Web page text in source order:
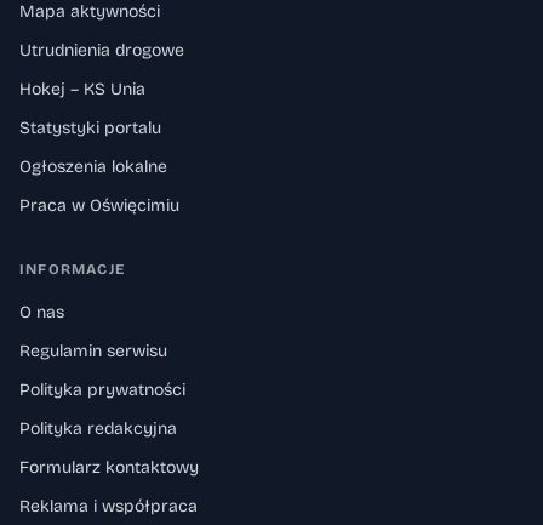
Mapa aktywności
Utrudnienia drogowe
Hokej – KS Unia
Statystyki portalu
Ogłoszenia lokalne
Praca w Oświęcimiu
INFORMACJE
O nas
Regulamin serwisu
Polityka prywatności
Polityka redakcyjna
Formularz kontaktowy
Reklama i współpraca